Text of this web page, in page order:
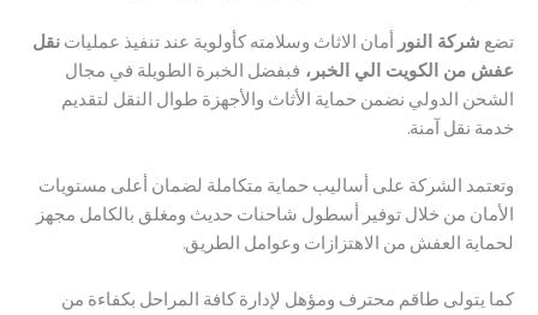
النورأمان الاثاث وسلامته كأولوية عند تنفيذ عمليات نقل
الكويت الي الخبر،فبفضل الخبرة الطويلة في مجال
الدولي نضمن حماية الأثاث والأجهزة طوال النقل لتقديم
آمنة.
الشركة على أساليب حماية متكاملة لضمان أعلى مستويات
من خلال توفير أسطول شاحنات حديث ومغلق بالكامل مجهز
العفش من الاهتزازات وعوامل الطريق.
طاقم محترف ومؤهل لإدارة كافة المراحل بكفاءة من